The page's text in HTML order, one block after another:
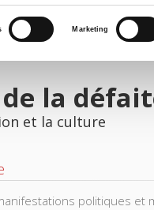
Marketing
la
et la culture
politiques